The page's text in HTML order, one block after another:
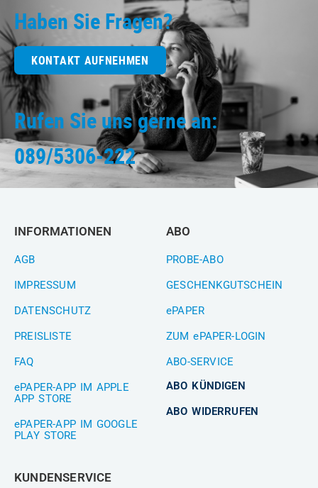
Haben Sie Fragen?
KONTAKT AUFNEHMEN
Rufen Sie uns gerne an:
089/5306-222
INFORMATIONEN
AGB
IMPRESSUM
DATENSCHUTZ
PREISLISTE
FAQ
ePAPER-APP IM APPLE
APP STORE
ePAPER-APP IM GOOGLE
PLAY STORE
ABO
PROBE-ABO
GESCHENKGUTSCHEIN
ePAPER
ZUM ePAPER-LOGIN
ABO-SERVICE
ABO KÜNDIGEN
ABO WIDERRUFEN
KUNDENSERVICE